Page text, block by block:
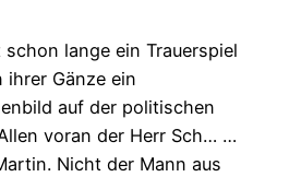
lange ein Trauerspiel
ihrer Gänze ein
auf der politischen
voran der Herr Sch… …
Nicht der Mann aus